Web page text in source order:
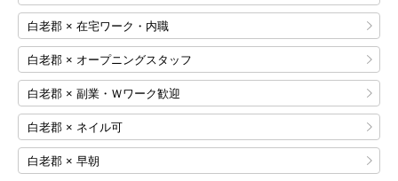
白老郡 × 在宅ワーク・内職
白老郡 × オープニングスタッフ
白老郡 × 副業・Ｗワーク歓迎
白老郡 × ネイル可
白老郡 × 早朝